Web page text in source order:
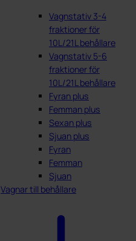
Vagnstativ 3-4
fraktioner för
10L/21L behållare
Vagnstativ 5-6
fraktioner för
10L/21L behållare
Fyran plus
Femman plus
Sexan plus
Sjuan plus
Fyran
Femman
Sjuan
Vagnar till behållare